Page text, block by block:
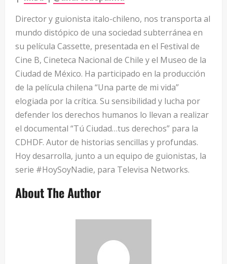
Director y guionista italo-chileno, nos transporta al
mundo distópico de una sociedad subterránea en
su película Cassette, presentada en el Festival de
Cine B, Cineteca Nacional de Chile y el Museo de la
Ciudad de México. Ha participado en la producción
de la película chilena “Una parte de mi vida”
elogiada por la crítica. Su sensibilidad y lucha por
defender los derechos humanos lo llevan a realizar
el documental “Tú Ciudad…tus derechos” para la
CDHDF. Autor de historias sencillas y profundas.
Hoy desarrolla, junto a un equipo de guionistas, la
serie #HoySoyNadie, para Televisa Networks.
About The Author